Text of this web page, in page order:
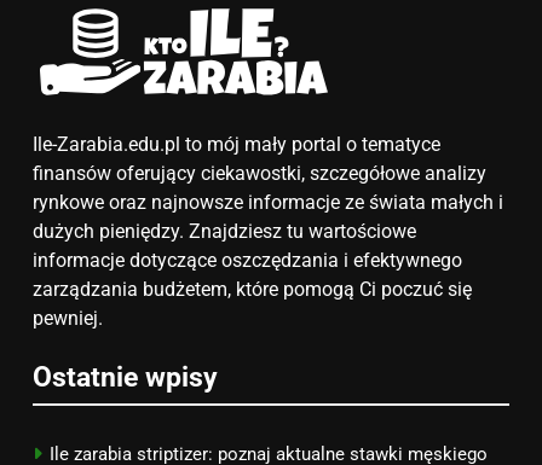
Ile zarabia podolog: poznajmy
średnie zarobki na tym
stanowisku
ZAROBKI
6
Akcje charytatywne w szkole:
pomysły i przykłady, które
zainspirują
ZAROBKI
7
kosztuje i jak zaplanować
PORADY
8
Ile-Zarabia.edu.pl to mój mały portal o tematyce
finansów oferujący ciekawostki, szczegółowe analizy
rynkowe oraz najnowsze informacje ze świata małych i
dużych pieniędzy. Znajdziesz tu wartościowe
informacje dotyczące oszczędzania i efektywnego
zarządzania budżetem, które pomogą Ci poczuć się
pewniej.
Ostatnie wpisy
Ile zarabia striptizer: poznaj aktualne stawki męskiego